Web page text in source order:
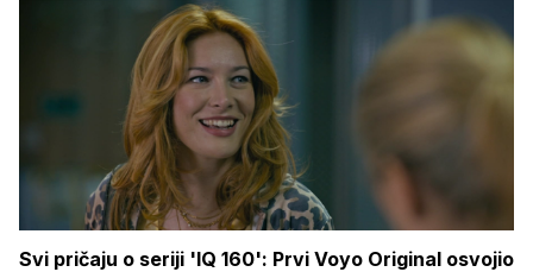
Svi pričaju o seriji 'IQ 160': Prvi Voyo Original osvojio